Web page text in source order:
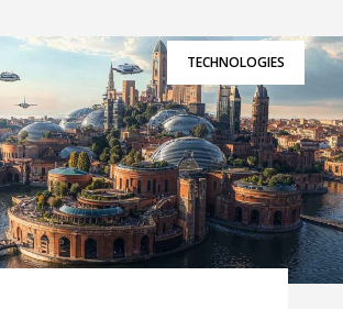
TECHNOLOGIES